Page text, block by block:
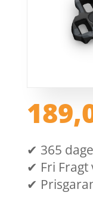
✔ 365
✔ Fri Fragt
✔